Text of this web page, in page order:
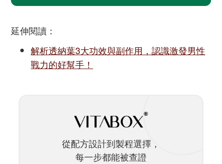
延伸閱讀：
解析透納葉3大功效與副作用，認識激發男性
戰力的好幫手！
從配方設計到製程選擇，
每一步都能被查證